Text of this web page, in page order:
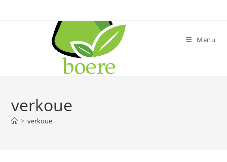
Menu
verkoue
> verkoue